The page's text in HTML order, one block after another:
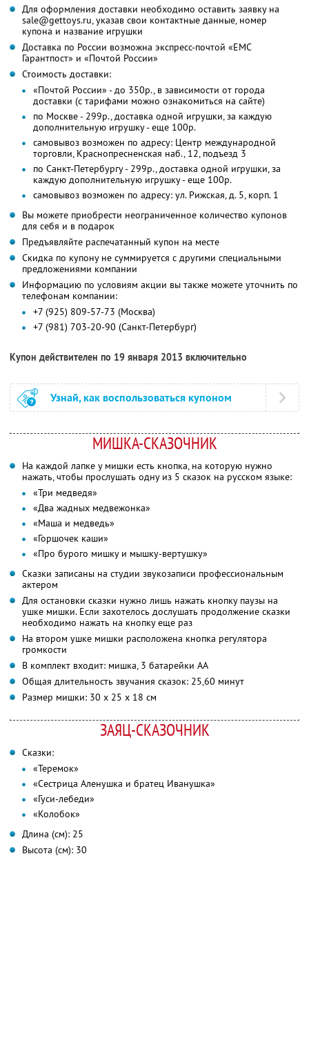
Для оформления доставки необходимо оставить заявку на
sale@gettoys.ru, указав свои контактные данные, номер
купона и название игрушки
Доставка по России возможна экспресс-почтой «ЕМС
Гарантпост» и «Почтой России»
Стоимость доставки:
«Почтой России» - до 350р., в зависимости от города
доставки (c тарифами можно ознакомиться на сайте)
по Москве - 299р., доставка одной игрушки, за каждую
дополнительную игрушку - еще 100р.
самовывоз возможен по адресу: Центр международной
торговли, Краснопресненская наб., 12, подъезд 3
по Санкт-Петербургу - 299р., доставка одной игрушки, за
каждую дополнительную игрушку - еще 100р.
самовывоз возможен по адресу: ул. Рижская, д. 5, корп. 1
Вы можете приобрести неограниченное количество купонов
для себя и в подарок
Предъявляйте распечатанный купон на месте
Скидка по купону не суммируется с другими специальными
предложениями компании
Информацию по условиям акции вы также можете уточнить по
телефонам компании:
+7 (925) 809-57-73 (Москва)
+7 (981) 703-20-90 (Санкт-Петербург)
Купон действителен по 19 января 2013 включительно
Узнай, как воспользоваться купоном
МИШКА-СКАЗОЧНИК
На каждой лапке у мишки есть кнопка, на которую нужно
нажать, чтобы прослушать одну из 5 сказок на русском языке:
«Три медведя»
«Два жадных медвежонка»
«Маша и медведь»
«Горшочек каши»
«Про бурого мишку и мышку-вертушку»
Сказки записаны на студии звукозаписи профессиональным
актером
Для остановки сказки нужно лишь нажать кнопку паузы на
ушке мишки. Если захотелось дослушать продолжение сказки
необходимо нажать на кнопку еще раз
На втором ушке мишки расположена кнопка регулятора
громкости
В комплект входит: мишка, 3 батарейки АА
Общая длительность звучания сказок: 25,60 минут
Размер мишки: 30 х 25 х 18 см
ЗАЯЦ-СКАЗОЧНИК
Сказки:
«Теремок»
«Сестрица Аленушка и братец Иванушка»
«Гуси-лебеди»
«Колобок»
Длина (см): 25
Высота (см): 30